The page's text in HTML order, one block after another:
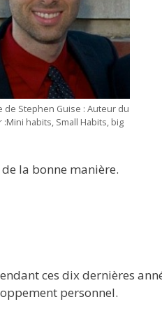
de Stephen Guise : Auteur du
habits, Small Habits, big
la bonne manière.
ces dix dernières
personnel.